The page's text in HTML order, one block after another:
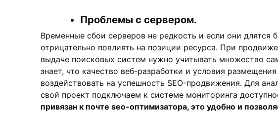
Проблемы с сервером.
Временные сбои серверов не редкость и если они длятся
отрицательно повлиять на позиции ресурса. При
выдаче поисковых систем нужно учитывать множество
знает, что качество веб-разработки и условия
воздействовать на успешность SEO-продвижения. Для
свой проект подключаем к системе мониторинга
привязан к почте seo-оптимизатора, это удобно и